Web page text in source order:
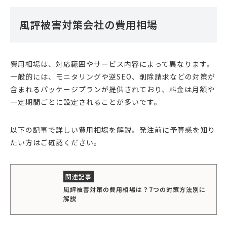
風評被害対策会社の費用相場
費用相場は、対応範囲やサービス内容によって異なります。
一般的には、モニタリングや逆SEO、削除請求などの対策が
含まれるパッケージプランが提供されており、料金は月額や
一定期間ごとに設定されることが多いです。
以下の記事で詳しい費用相場を解説。発注前に予算感を知り
たい方はご確認ください。
風評被害対策の費用相場は？7つの対策方法別に
解説